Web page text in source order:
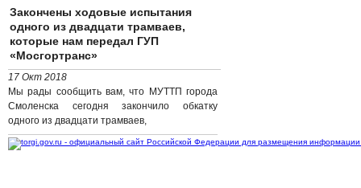
Закончены ходовые испытания
одного из двадцати трамваев,
которые нам передал ГУП
«Мосгортранс»
17 Окт 2018
Мы рады сообщить вам, что МУТТП города
Смоленска сегодня закончило обкатку
одного из двадцати трамваев,